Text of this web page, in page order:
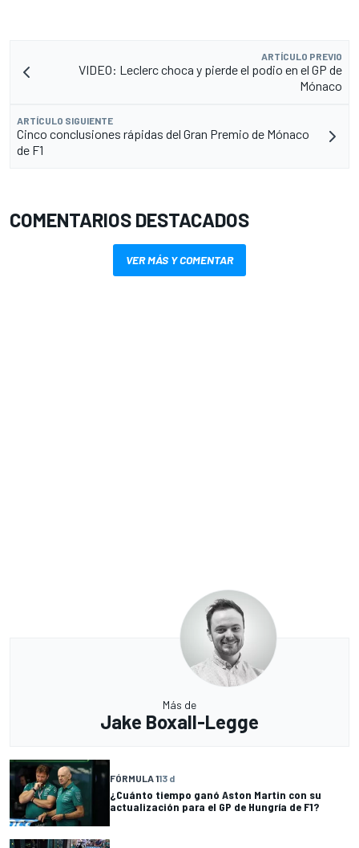
ARTÍCULO PREVIO
VIDEO: Leclerc choca y pierde el podio en el GP de
Mónaco
ARTÍCULO SIGUIENTE
Cinco conclusiones rápidas del Gran Premio de Mónaco
de F1
COMENTARIOS DESTACADOS
VER MÁS Y COMENTAR
Más de
Jake Boxall-Legge
FÓRMULA 113 d
¿Cuánto tiempo ganó Aston Martin con su
actualización para el GP de Hungría de F1?